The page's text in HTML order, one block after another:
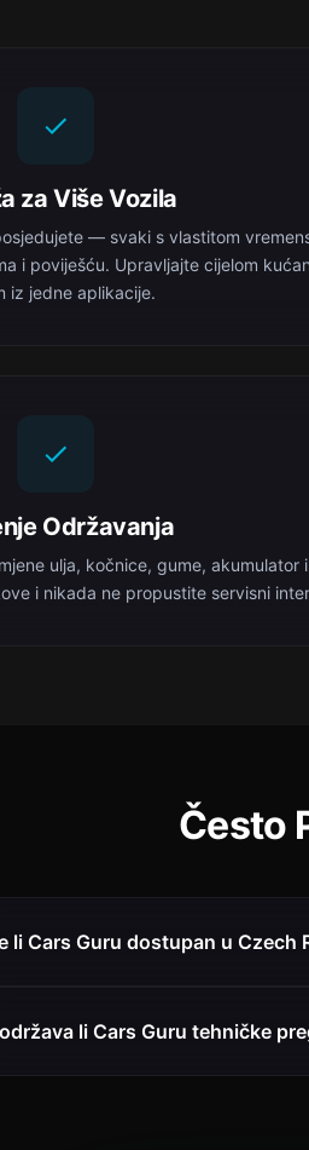
za Više Vozila
— svaki s vlastitom
i poviješću. Upravljajte cijelom
iz jedne aplikacije.
Održavanja
ulja, kočnice, gume, akumulator
i nikada ne propustite servisni
Često
li Cars Guru dostupan u Czech
li Cars Guru tehničke